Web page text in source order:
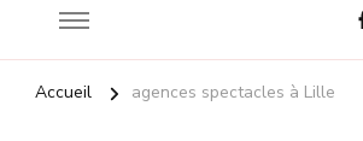
Accueil agences spectacles à Lille